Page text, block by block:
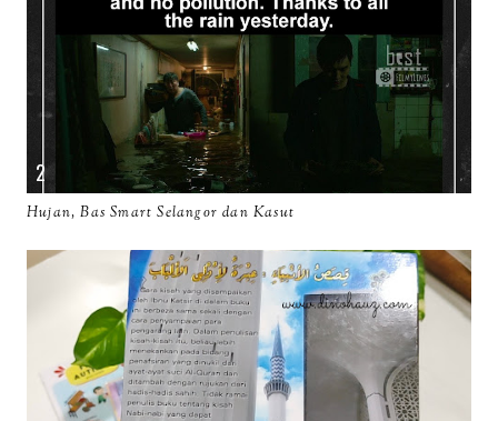
Hujan, Bas Smart Selangor dan Kasut